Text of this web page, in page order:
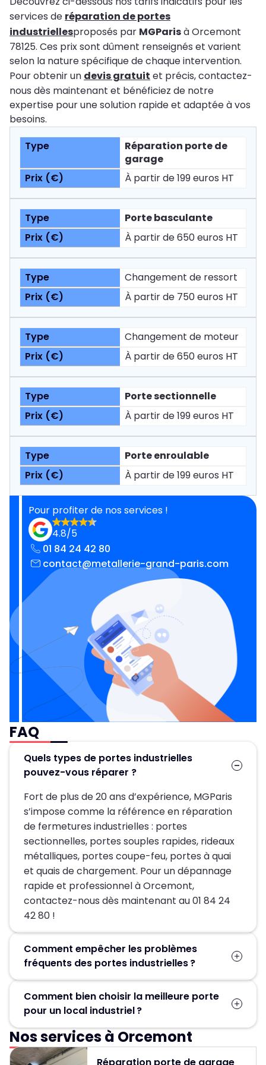
services de réparation de portes
industriellesproposés par MGParisà Orcemont
78125. Ces prix sont dûment renseignés et varient
selon la nature spécifique de chaque intervention.
Pour obtenir un devis gratuit et précis, contactez-
nous dès maintenant et bénéficiez de notre
expertise pour une solution rapide et adaptée à vos
besoins.
Réparation porte de
garage
À partir de 199 euros HT
Porte basculante
À partir de 650 euros HT
Changement de ressort
À partir de 750 euros HT
Changement de moteur
À partir de 650 euros HT
Porte sectionnelle
À partir de 199 euros HT
Porte enroulable
À partir de 199 euros HT
Pour profiter de nos services !
4.8/5
01 84 24 42 80
contact@metallerie-grand-paris.com
FAQ
Quels types de portes industrielles
pouvez-vous réparer ?
Fort de plus de 20 ans d’expérience, MGParis
s’impose comme la référence en réparation
de fermetures industrielles : portes
sectionnelles, portes souples rapides, rideaux
métalliques, portes coupe-feu, portes à quai
et quais de chargement. Pour un dépannage
rapide et professionnel à Orcemont,
contactez-nous dès maintenant au 01 84 24
42 80 !
Comment empêcher les problèmes
fréquents des portes industrielles ?
et prévenir tout risque de blocage ou de
panne, notre entreprise vous propose un
contrat d’entretien annuel. Nos visites de
maintenance régulières incluent l’inspection
complète du mécanisme, le nettoyage et la
Comment bien choisir la meilleure porte
pour un local industriel ?
Les principaux critères à considérer incluent la
taille de l’ouverture, vos exigences en matière
Nos services à Orcemont